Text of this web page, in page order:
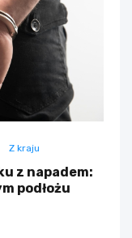
Z kraju
z napadem:
podłożu